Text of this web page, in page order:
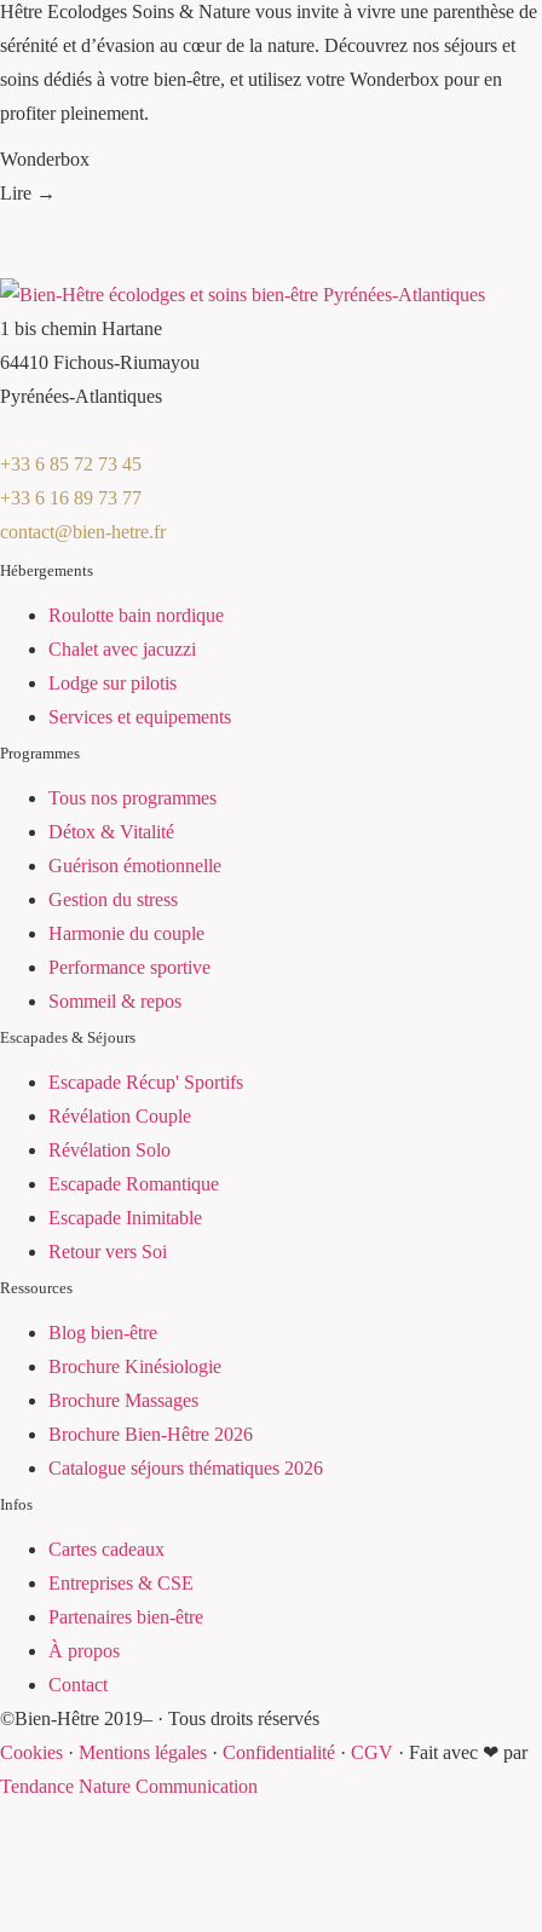
Hêtre Ecolodges Soins & Nature vous invite à vivre une parenthèse de
sérénité et d’évasion au cœur de la nature. Découvrez nos séjours et
soins dédiés à votre bien-être, et utilisez votre Wonderbox pour en
profiter pleinement.
Wonderbox
Lire →
1 bis chemin Hartane
64410 Fichous-Riumayou
Pyrénées-Atlantiques
+33 6 85 72 73 45
+33 6 16 89 73 77
contact@bien-hetre.fr
Hébergements
Roulotte bain nordique
Chalet avec jacuzzi
Lodge sur pilotis
Services et equipements
Programmes
Tous nos programmes
Détox & Vitalité
Guérison émotionnelle
Gestion du stress
Harmonie du couple
Performance sportive
Sommeil & repos
Escapades & Séjours
Escapade Récup' Sportifs
Révélation Couple
Révélation Solo
Escapade Romantique
Escapade Inimitable
Retour vers Soi
Ressources
Blog bien-être
Brochure Kinésiologie
Brochure Massages
Brochure Bien-Hêtre 2026
Catalogue séjours thématiques 2026
Infos
Cartes cadeaux
Entreprises & CSE
Partenaires bien-être
À propos
Contact
©Bien-Hêtre 2019– · Tous droits réservés
Cookies · Mentions légales · Confidentialité · CGV · Fait avec ❤ par
Tendance Nature Communication